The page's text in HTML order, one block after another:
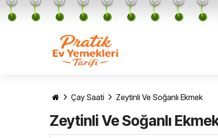
Çay Saati Zeytinli Ve Soğanlı Ekmek
Zeytinli Ve Soğanlı